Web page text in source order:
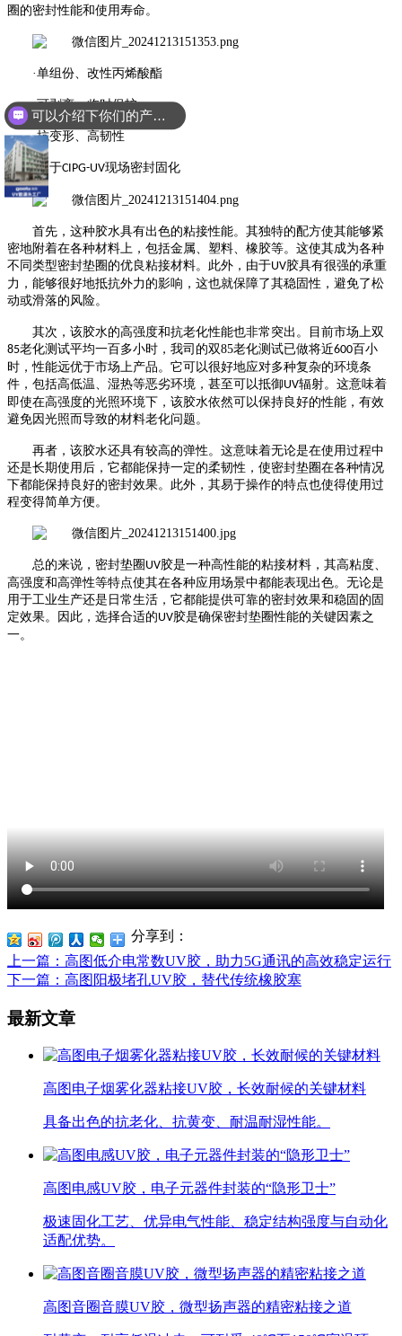
圈的密封性能和使用寿命。
·单组份、改性丙烯酸酯
·可剥离、临时保护
·抗变形、高韧性
·用于CIPG-UV现场密封固化
首先，这种胶水具有出色的粘接性能。其独特的配方使其能够紧
密地附着在各种材料上，包括金属、塑料、橡胶等。这使其成为各种
不同类型密封垫圈的优良粘接材料。此外，由于UV胶具有很强的承重
力，能够很好地抵抗外力的影响，这也就保障了其稳固性，避免了松
动或滑落的风险。
其次，该胶水的高强度和抗老化性能也非常突出。
目前市场上双
85老化测试平均一百多小时，我司的双85老化测试已做将近600百小
时，性能远优于市场上产品。 它可以很好地应对多种复杂的环境条
件，包括高低温、湿热等恶劣环境，甚至可以抵御UV辐射。这意味着
即使在高强度的光照环境下，该胶水依然可以保持良好的性能，有效
避免因光照而导致的材料老化问题。
再者，该胶水还具有较高的弹性。这意味着无论是在使用过程中
还是长期使用后，它都能保持一定的柔韧性，使密封垫圈在各种情况
下都能保持良好的密封效果。此外，其易于操作的特点也使得使用过
程变得简单方便。
总的来说，密封垫圈 UV胶是一种高性能的粘接材料，其高粘度、
高强度和高弹性等特点使其在各种应用场景中都能表现出色。无论是
用于工业生产还是日常生活，它都能提供可靠的密封效果和稳固的固
定效果。因此，选择合适的UV胶是确保密封垫圈性能的关键因素之
一。
分享到：
上一篇 ：高图低介电常数UV胶，助力5G通讯的高效稳定运行
下一篇 ：高图阳极堵孔UV胶，替代传统橡胶塞
最新文章
高图电子烟雾化器粘接UV胶，长效耐候的关键材料
具备出色的抗老化、抗黄变、耐温耐湿性能。
高图电感UV胶，电子元器件封装的“隐形卫士”
极速固化工艺、优异电气性能、稳定结构强度与自动化
适配优势。
高图音圈音膜UV胶，微型扬声器的精密粘接之道
可以介绍下你们的产品么